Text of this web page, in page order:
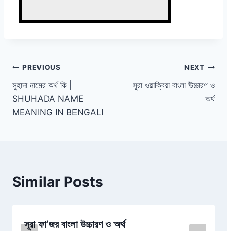
Post
navigation
PREVIOUS
সুহাদা নামের অর্থ কি |
SHUHADA NAME
MEANING IN BENGALI
NEXT
সূরা ওয়াক্বিয়া বাংলা উচ্চারণ ও
অর্থ
Similar Posts
সূরা ফা’জর বাংলা উচ্চারণ ও অর্থ